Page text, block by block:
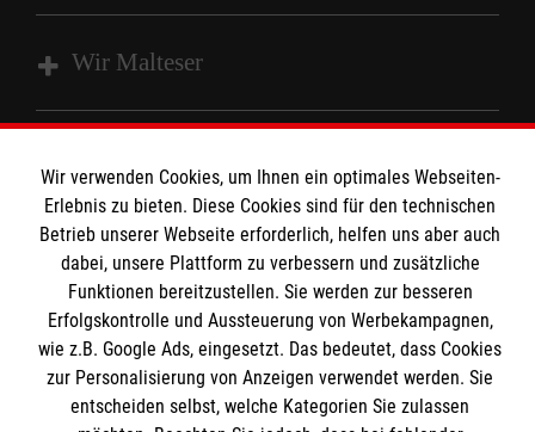
Wir Malteser
Angebote und Leistungen
Mitarbeiten
Wir Malteser
Informationen
Kontakt
Pressestelle
Impressum
Malteser online
Malteserorden
Wir verwenden Cookies, um Ihnen ein optimales Webseiten-
Erlebnis zu bieten. Diese Cookies sind für den technischen
Betrieb unserer Webseite erforderlich, helfen uns aber auch
dabei, unsere Plattform zu verbessern und zusätzliche
Funktionen bereitzustellen. Sie werden zur besseren
Erfolgskontrolle und Aussteuerung von Werbekampagnen,
wie z.B. Google Ads, eingesetzt. Das bedeutet, dass Cookies
zur Personalisierung von Anzeigen verwendet werden. Sie
entscheiden selbst, welche Kategorien Sie zulassen